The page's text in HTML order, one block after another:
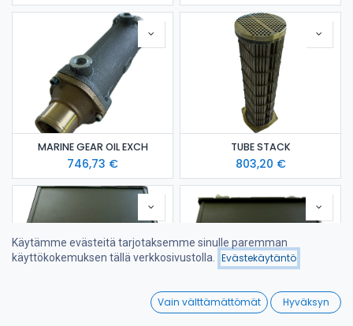
Viimeksi saapuneet
Wishlist
MARINE GEAR OIL EXCH
746,73 €
TUBE STACK
803,20 €
Käytämme evästeitä tarjotaksemme sinulle paremman
käyttökokemuksen tällä verkkosivustolla.
Evästekäytäntö
Vain välttämättömät Hyväksyn